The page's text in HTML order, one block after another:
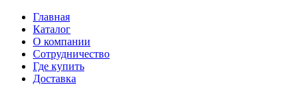
Главная
Каталог
О компании
Сотрудничество
Где купить
Доставка